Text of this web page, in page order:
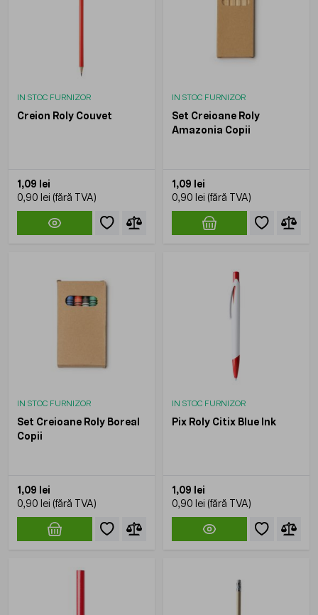
IN STOC FURNIZOR
Creion Roly Couvet
1,09 lei
0,90 lei
IN STOC FURNIZOR
Set Creioane Roly
Amazonia Copii
1,09 lei
0,90 lei
IN STOC FURNIZOR
Set Creioane Roly Boreal
Copii
1,09 lei
0,90 lei
IN STOC FURNIZOR
Pix Roly Citix Blue Ink
1,09 lei
0,90 lei